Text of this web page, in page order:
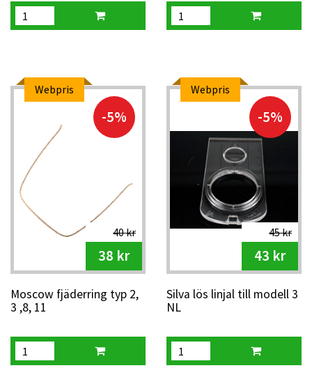
Webpris
-5%
40 kr
38 kr
Moscow fjäderring typ 2,
3 ,8, 11
Webpris
-5%
45 kr
43 kr
Silva lös linjal till modell 3
NL